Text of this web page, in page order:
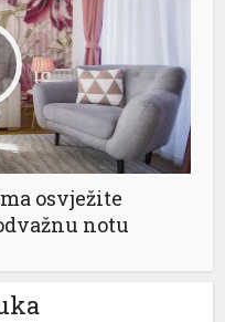
osvježite
notu